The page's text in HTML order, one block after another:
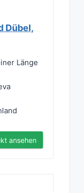
Dübel,
Länge
ansehen